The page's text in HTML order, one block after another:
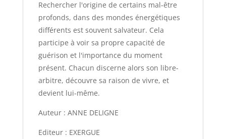
Rechercher l'origine de certains mal-être
profonds, dans des mondes énergétiques
différents est souvent salvateur. Cela
participe à voir sa propre capacité de
guérison et l'importance du moment
présent. Chacun discerne alors son libre-
arbitre, découvre sa raison de vivre, et
devient lui-même.
Auteur : ANNE DELIGNE
Editeur : EXERGUE